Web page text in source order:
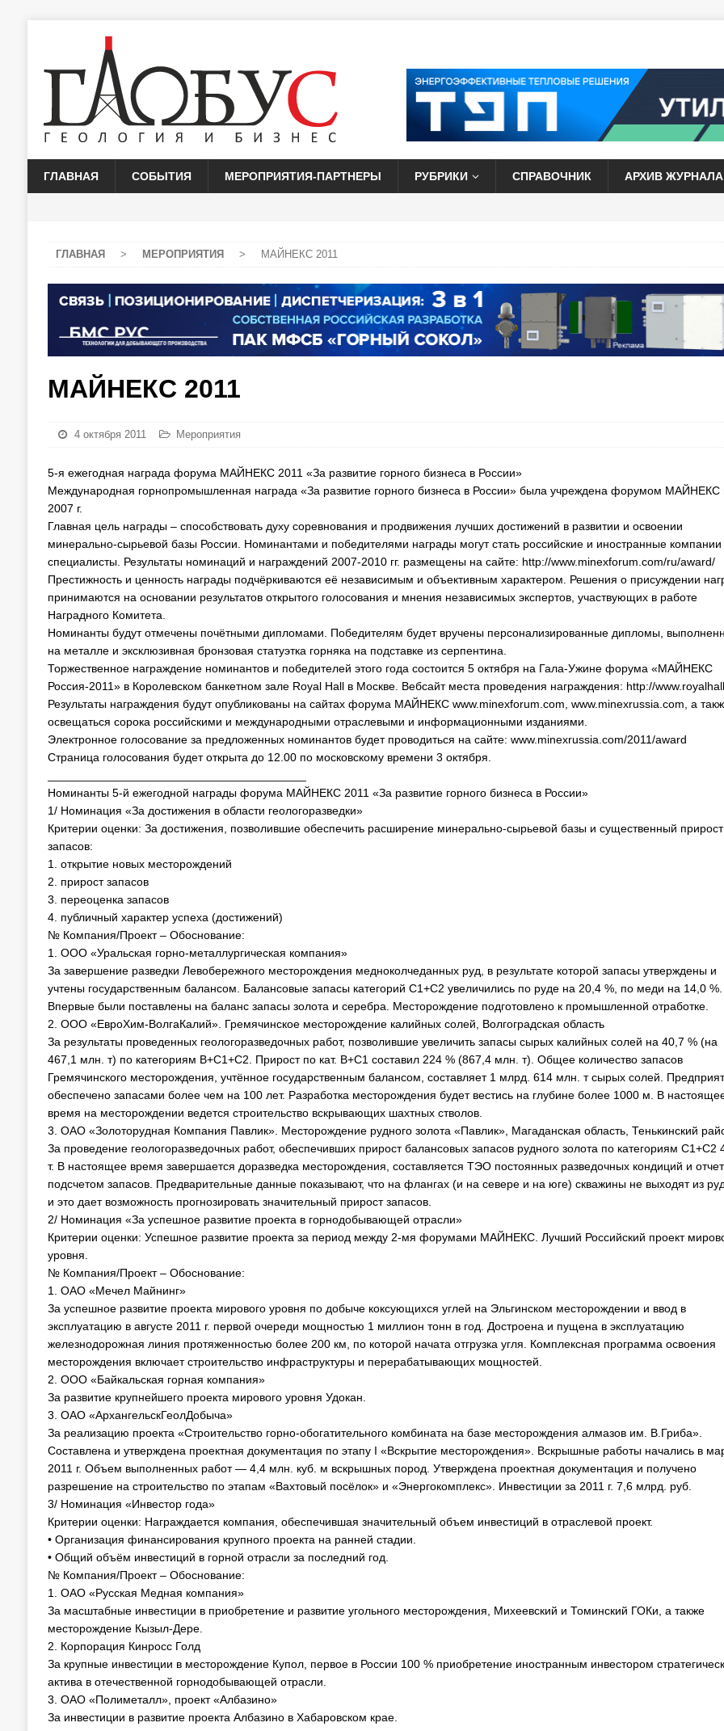
ГЛАВНАЯ СОБЫТИЯ МЕРОПРИЯТИЯ-ПАРТНЕРЫ РУБРИКИ СПРАВОЧНИК АРХИВ ЖУРНАЛА
ГЛАВНАЯ > МЕРОПРИЯТИЯ > МАЙНЕКС 2011
МАЙНЕКС 2011
4 октября 2011 Мероприятия
5-я ежегодная награда форума МАЙНЕКС 2011 «За развитие горного бизнеса в России»
Международная горнопромышленная награда «За развитие горного бизнеса в России» была учреждена форумом МАЙНЕКС
2007 г.
Главная цель награды – способствовать духу соревнования и продвижения лучших достижений в развитии и освоении
минерально-сырьевой базы России. Номинантами и победителями награды могут стать российские и иностранные компании
специалисты. Результаты номинаций и награждений 2007-2010 гг. размещены на сайте: http://www.minexforum.com/ru/award/
Престижность и ценность награды подчёркиваются её независимым и объективным характером. Решения о присуждении
принимаются на основании результатов открытого голосования и мнения независимых экспертов, участвующих в работе
Наградного Комитета.
Номинанты будут отмечены почётными дипломами. Победителям будет вручены персонализированные дипломы,
на металле и эксклюзивная бронзовая статуэтка горняка на подставке из серпентина.
Торжественное награждение номинантов и победителей этого года состоится 5 октября на Гала-Ужине форума «МАЙНЕКС
Россия-2011» в Королевском банкетном зале Royal Hall в Москве. Вебсайт места проведения награждения: http://
Результаты награждения будут опубликованы на сайтах форума МАЙНЕКС www.minexforum.com, www.minexrussia.com, а
освещаться сорока российскими и международными отраслевыми и информационными изданиями.
Электронное голосование за предложенных номинантов будет проводиться на сайте: www.minexrussia.com/2011/award
Страница голосования будет открыта до 12.00 по московскому времени 3 октября.
Номинанты 5-й ежегодной награды форума МАЙНЕКС 2011 «За развитие горного бизнеса в России»
1/ Номинация «За достижения в области геологоразведки»
Критерии оценки: За достижения, позволившие обеспечить расширение минерально-сырьевой базы и существенный прирост
запасов:
1. открытие новых месторождений
2. прирост запасов
3. переоценка запасов
4. публичный характер успеха (достижений)
№ Компания/Проект – Обоснование:
1. ООО «Уральская горно-металлургическая компания»
За завершение разведки Левобережного месторождения медноколчеданных руд, в результате которой запасы утверждены и
учтены государственным балансом. Балансовые запасы категорий С1+С2 увеличились по руде на 20,4 %, по меди на 14,0 %.
Впервые были поставлены на баланс запасы золота и серебра. Месторождение подготовлено к промышленной отработке.
2. ООО «ЕвроХим-ВолгаКалий». Гремячинское месторождение калийных солей, Волгоградская область
За результаты проведенных геологоразведочных работ, позволившие увеличить запасы сырых калийных солей на 40,7 % (на
467,1 млн. т) по категориям В+С1+С2. Прирост по кат. В+С1 составил 224 % (867,4 млн. т). Общее количество запасов
Гремячинского месторождения, учтённое государственным балансом, составляет 1 млрд. 614 млн. т сырых солей.
обеспечено запасами более чем на 100 лет. Разработка месторождения будет вестись на глубине более 1000 м. В
время на месторождении ведется строительство вскрывающих шахтных стволов.
3. ОАО «Золоторудная Компания Павлик». Месторождение рудного золота «Павлик», Магаданская область, Тенькинский
За проведение геологоразведочных работ, обеспечивших прирост балансовых запасов рудного золота по категориям С1+С2
т. В настоящее время завершается доразведка месторождения, составляется ТЭО постоянных разведочных кондиций и
подсчетом запасов. Предварительные данные показывают, что на флангах (и на севере и на юге) скважины не выходят из
и это дает возможность прогнозировать значительный прирост запасов.
2/ Номинация «За успешное развитие проекта в горнодобывающей отрасли»
Критерии оценки: Успешное развитие проекта за период между 2-мя форумами МАЙНЕКС. Лучший Российский проект
уровня.
№ Компания/Проект – Обоснование:
1. ОАО «Мечел Майнинг»
За успешное развитие проекта мирового уровня по добыче коксующихся углей на Эльгинском месторождении и ввод в
эксплуатацию в августе 2011 г. первой очереди мощностью 1 миллион тонн в год. Достроена и пущена в эксплуатацию
железнодорожная линия протяженностью более 200 км, по которой начата отгрузка угля. Комплексная программа освоения
месторождения включает строительство инфраструктуры и перерабатывающих мощностей.
2. ООО «Байкальская горная компания»
За развитие крупнейшего проекта мирового уровня Удокан.
3. ОАО «АрхангельскГеолДобыча»
За реализацию проекта «Строительство горно-обогатительного комбината на базе месторождения алмазов им. В.Гриба».
Составлена и утверждена проектная документация по этапу I «Вскрытие месторождения». Вскрышные работы начались в
2011 г. Объем выполненных работ — 4,4 млн. куб. м вскрышных пород. Утверждена проектная документация и получено
разрешение на строительство по этапам «Вахтовый посёлок» и «Энергокомплекс». Инвестиции за 2011 г. 7,6 млрд. руб.
3/ Номинация «Инвестор года»
Критерии оценки: Награждается компания, обеспечившая значительный объем инвестиций в отраслевой проект.
• Организация финансирования крупного проекта на ранней стадии.
• Общий объём инвестиций в горной отрасли за последний год.
№ Компания/Проект – Обоснование:
1. ОАО «Русская Медная компания»
За масштабные инвестиции в приобретение и развитие угольного месторождения, Михеевский и Томинский ГОКи, а также
месторождение Кызыл-Дере.
2. Корпорация Кинросс Голд
За крупные инвестиции в месторождение Купол, первое в России 100 % приобретение иностранным инвестором
актива в отечественной горнодобывающей отрасли.
3. ОАО «Полиметалл», проект «Албазино»
За инвестиции в развитие проекта Албазино в Хабаровском крае.